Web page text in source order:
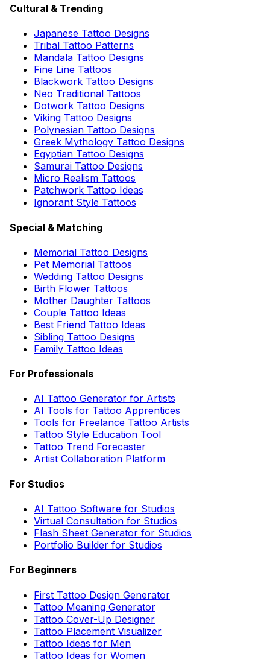
Cultural & Trending
Japanese Tattoo Designs
Tribal Tattoo Patterns
Mandala Tattoo Designs
Fine Line Tattoos
Blackwork Tattoo Designs
Neo Traditional Tattoos
Dotwork Tattoo Designs
Viking Tattoo Designs
Polynesian Tattoo Designs
Greek Mythology Tattoo Designs
Egyptian Tattoo Designs
Samurai Tattoo Designs
Micro Realism Tattoos
Patchwork Tattoo Ideas
Ignorant Style Tattoos
Special & Matching
Memorial Tattoo Designs
Pet Memorial Tattoos
Wedding Tattoo Designs
Birth Flower Tattoos
Mother Daughter Tattoos
Couple Tattoo Ideas
Best Friend Tattoo Ideas
Sibling Tattoo Designs
Family Tattoo Ideas
For Professionals
AI Tattoo Generator for Artists
AI Tools for Tattoo Apprentices
Tools for Freelance Tattoo Artists
Tattoo Style Education Tool
Tattoo Trend Forecaster
Artist Collaboration Platform
For Studios
AI Tattoo Software for Studios
Virtual Consultation for Studios
Flash Sheet Generator for Studios
Portfolio Builder for Studios
For Beginners
First Tattoo Design Generator
Tattoo Meaning Generator
Tattoo Cover-Up Designer
Tattoo Placement Visualizer
Tattoo Ideas for Men
Tattoo Ideas for Women